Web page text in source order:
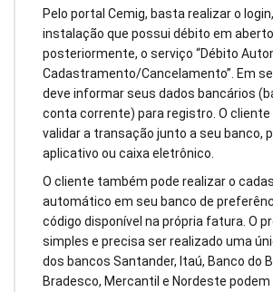
Pelo portal Cemig, basta realizar o
instalação que possui débito em
posteriormente, o serviço “Débito
Cadastramento/Cancelamento”. Em
deve informar seus dados bancários
conta corrente) para registro. O cliente
validar a transação junto a seu banco,
aplicativo ou caixa eletrônico.
O cliente também pode realizar o
automático em seu banco de
código disponível na própria fatura. O
simples e precisa ser realizado uma
dos bancos Santander, Itaú, Banco do
Bradesco, Mercantil e Nordeste podem